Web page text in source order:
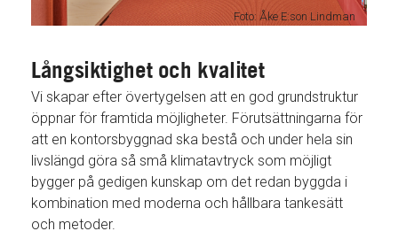
Foto: Åke E:son Lindman
Långsiktighet och kvalitet
Vi skapar efter övertygelsen att en god grundstruktur
öppnar för framtida möjligheter. Förutsättningarna för
att en kontorsbyggnad ska bestå och under hela sin
livslängd göra så små klimatavtryck som möjligt
bygger på gedigen kunskap om det redan byggda i
kombination med moderna och hållbara tankesätt
och metoder.